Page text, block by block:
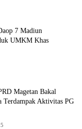
Magetan Bakal
Terdampak Aktivitas PG